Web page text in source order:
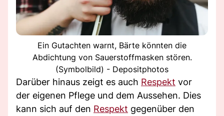
Ein Gutachten warnt, Bärte könnten die
Abdichtung von Sauerstoffmasken stören.
(Symbolbild) - Depositphotos
Darüber hinaus zeigt es auch Respekt vor
der eigenen Pflege und dem Aussehen. Dies
kann sich auf den Respekt gegenüber den